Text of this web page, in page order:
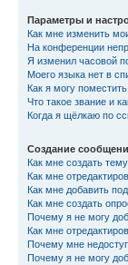
Параметры и
Как мне изменить
На конференции
Я изменил часовой
Моего языка нет в
Как я могу
Что такое звание и
Когда я щёлкаю по
Создание
Как мне создать
Как мне
Как мне добавить
Как мне создать
Почему я не могу
Как мне
Почему мне
Почему я не могу